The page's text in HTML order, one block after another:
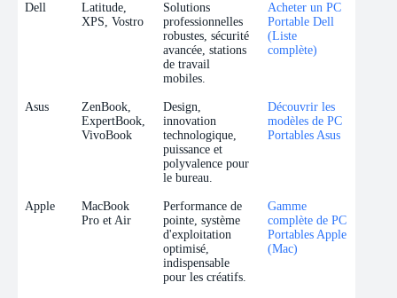
Dell
Latitude,
XPS, Vostro
Solutions
professionnelles
robustes, sécurité
avancée, stations
de travail
mobiles.
Acheter un PC
Portable Dell
(Liste
complète)
Asus
ZenBook,
ExpertBook,
VivoBook
Design,
innovation
technologique,
puissance et
polyvalence pour
le bureau.
Découvrir les
modèles de PC
Portables Asus
Apple
MacBook
Pro et Air
Performance de
pointe, système
d'exploitation
optimisé,
indispensable
pour les créatifs.
Gamme
complète de PC
Portables Apple
(Mac)